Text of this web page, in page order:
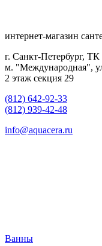
интернет-магазин
г. Санкт-Петербург,
м. "Международная",
2 этаж секция 29
(812) 642-92-33
(812) 939-42-48
info@aquacera.ru
Ванны